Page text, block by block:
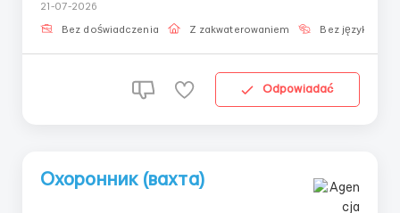
графік, створюється індивідуально з кожною
дівчиною ✨ Допомога з переїздом та проживанням
21-07-2026
Bez doświadczenia Z zakwaterowaniem Bez języka
Odpowiadać
Охоронник (вахта)